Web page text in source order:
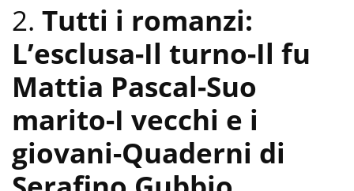
2. Tutti i romanzi:
L’esclusa-Il turno-Il fu
Mattia Pascal-Suo
marito-I vecchi e i
giovani-Quaderni di